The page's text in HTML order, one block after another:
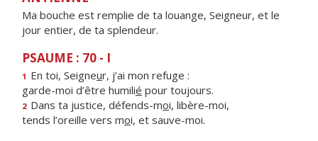
Ma bouche est remplie de ta louange, Seigneur, et le
jour entier, de ta splendeur.
PSAUME : 70 - I
1 En toi, Seigneur, j’ai mon refuge :
garde-moi d’être humilié pour toujours.
2 Dans ta justice, défends-moi, libère-moi,
tends l’oreille vers moi, et sauve-moi.